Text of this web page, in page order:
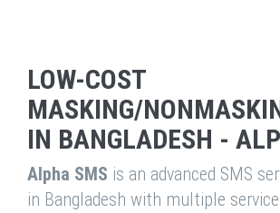
LOW-COST
MASKING/
IN BANGLADESH -
Alpha SMS is an advanced SMS
in Bangladesh with multiple